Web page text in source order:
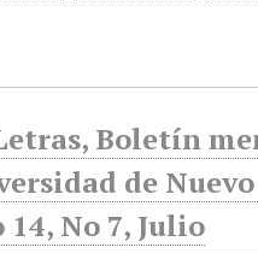
Boletín
de
14, No 7, Julio